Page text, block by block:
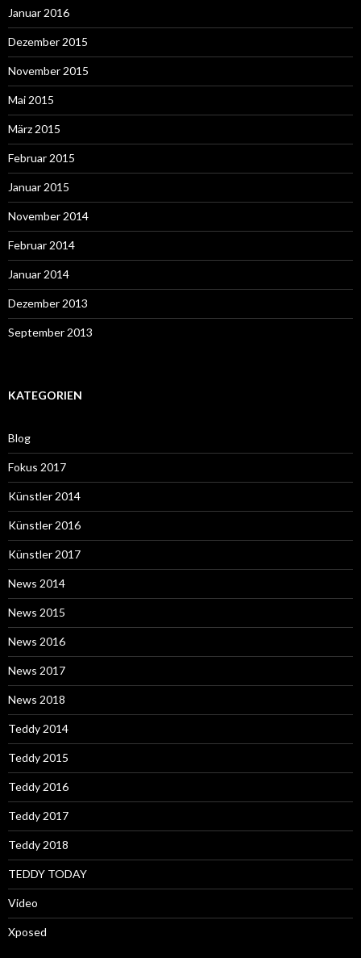
Januar 2016
Dezember 2015
November 2015
Mai 2015
März 2015
Februar 2015
Januar 2015
November 2014
Februar 2014
Januar 2014
Dezember 2013
September 2013
KATEGORIEN
Blog
Fokus 2017
Künstler 2014
Künstler 2016
Künstler 2017
News 2014
News 2015
News 2016
News 2017
News 2018
Teddy 2014
Teddy 2015
Teddy 2016
Teddy 2017
Teddy 2018
TEDDY TODAY
Video
Xposed